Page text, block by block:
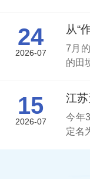
24
2026-07
7月
的田
15
2026-07
今年
定名